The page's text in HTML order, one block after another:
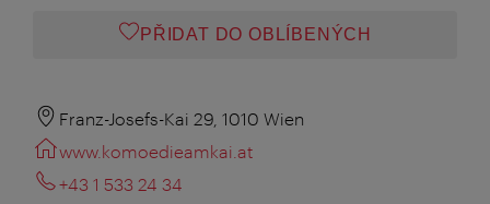
PŘIDAT DO OBLÍBENÝCH
Franz-Josefs-Kai 29, 1010 Wien
www.komoedieamkai.at
+43 1 533 24 34